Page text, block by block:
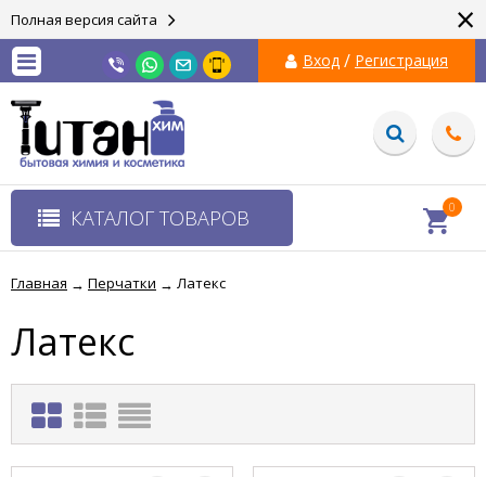
Полная версия сайта ×
Вход / Регистрация
КАТАЛОГ ТОВАРОВ 0
Главная → Перчатки → Латекс
Латекс